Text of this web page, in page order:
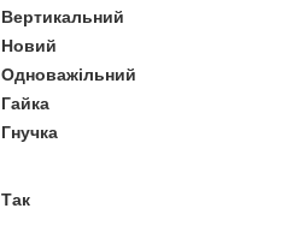
Вертикальний
Новий
Одноважільний
Гайка
Гнучка
Так